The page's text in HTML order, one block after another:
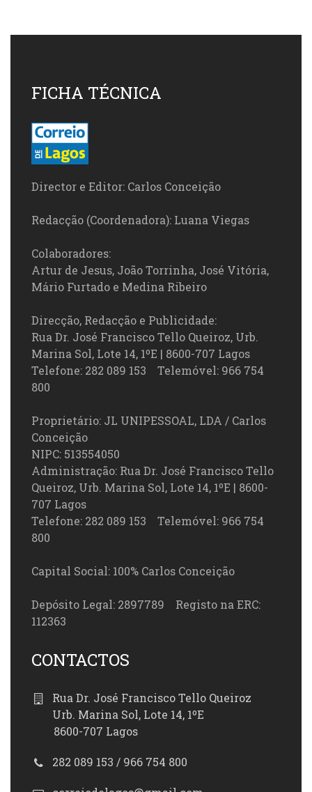
FICHA TÉCNICA
Director e Editor: Carlos Conceição
Redacção (Coordenadora): Luana Viegas
Colaboradores:
Artur de Jesus, João Torrinha, José Vitória,
Mário Furtado e Medina Ribeiro
Direcção, Redacção e Publicidade:
Rua Dr. José Francisco Tello Queiroz, Urb.
Marina Sol, Lote 14, 1ºE | 8600-707 Lagos
Telefone: 282 089 153 Telemóvel: 966 754
800
Proprietário: JL UNIPESSOAL, LDA / Carlos
Conceição
NIPC: 513554050
Administração: Rua Dr. José Francisco Tello
Queiroz, Urb. Marina Sol, Lote 14, 1ºE | 8600-
707 Lagos
Telefone: 282 089 153 Telemóvel: 966 754
800
Capital Social: 100% Carlos Conceição
Depósito Legal: 2897789 Registo na ERC:
112363
CONTACTOS
Rua Dr. José Francisco Tello Queiroz
Urb. Marina Sol, Lote 14, 1ºE
8600-707 Lagos
282 089 153 / 966 754 800